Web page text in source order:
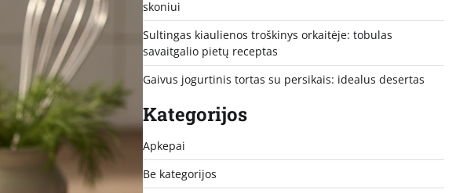
skoniui
Sultingas kiaulienos troškinys orkaitėje: tobulas
savaitgalio pietų receptas
Gaivus jogurtinis tortas su persikais: idealus desertas
Kategorijos
Apkepai
Be kategorijos